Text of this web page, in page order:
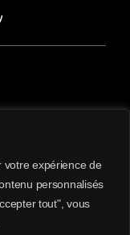
votre expérience de
personnalisés
tout", vous